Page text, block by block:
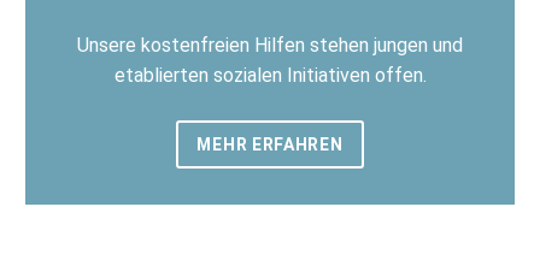
Unsere kostenfreien Hilfen stehen jungen und
etablierten sozialen Initiativen offen.
MEHR ERFAHREN